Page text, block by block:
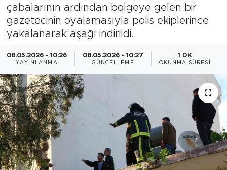
çabalarının ardından bölgeye gelen bir
gazetecinin oyalamasıyla polis ekiplerince
yakalanarak aşağı indirildi.
08.05.2026 - 10:26
YAYINLANMA
08.05.2026 - 10:27
GÜNCELLEME
1 DK
OKUNMA SÜRESI
Özel Haber
Politika
Resmi İlanlar
Sağlık
Spor
Turizm